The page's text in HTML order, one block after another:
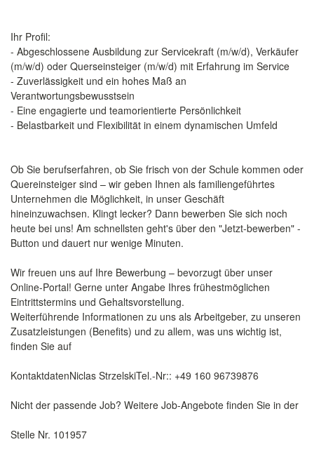
Ihr Profil:
- Abgeschlossene Ausbildung zur Servicekraft (m/w/d), Verkäufer
(m/w/d) oder Querseinsteiger (m/w/d) mit Erfahrung im Service
- Zuverlässigkeit und ein hohes Maß an
Verantwortungsbewusstsein
- Eine engagierte und teamorientierte Persönlichkeit
- Belastbarkeit und Flexibilität in einem dynamischen Umfeld
Ob Sie berufserfahren, ob Sie frisch von der Schule kommen oder
Quereinsteiger sind – wir geben Ihnen als familiengeführtes
Unternehmen die Möglichkeit, in unser Geschäft
hineinzuwachsen. Klingt lecker? Dann bewerben Sie sich noch
heute bei uns! Am schnellsten geht's über den "Jetzt-bewerben" -
Button und dauert nur wenige Minuten.
Wir freuen uns auf Ihre Bewerbung – bevorzugt über unser
Online-Portal! Gerne unter Angabe Ihres frühestmöglichen
Eintrittstermins und Gehaltsvorstellung.
Weiterführende Informationen zu uns als Arbeitgeber, zu unseren
Zusatzleistungen (Benefits) und zu allem, was uns wichtig ist,
finden Sie auf
KontaktdatenNiclas StrzelskiTel.-Nr:: +49 160 96739876
Nicht der passende Job? Weitere Job-Angebote finden Sie in der
Stelle Nr. 101957